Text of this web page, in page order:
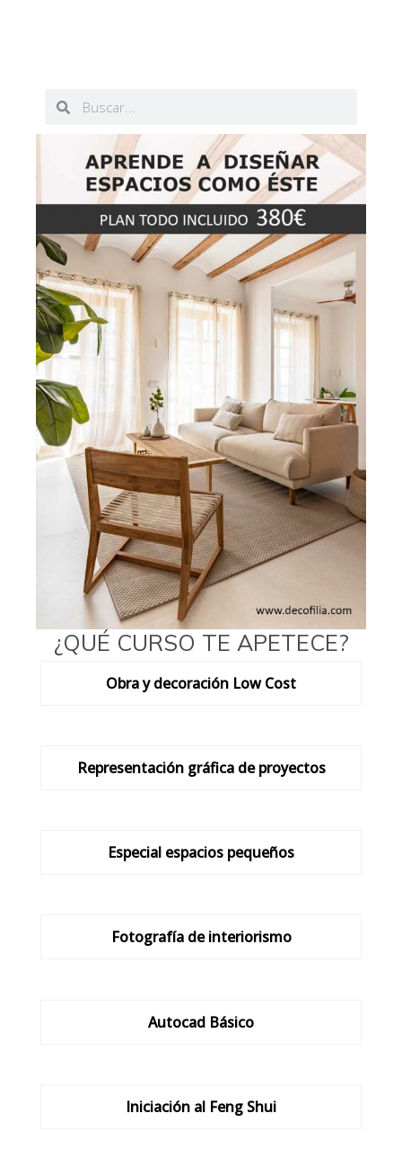
¿QUÉ CURSO TE APETECE?
Obra y decoración Low Cost
Representación gráfica de proyectos
Especial espacios pequeños
Fotografía de interiorismo
Autocad Básico
Iniciación al Feng Shui